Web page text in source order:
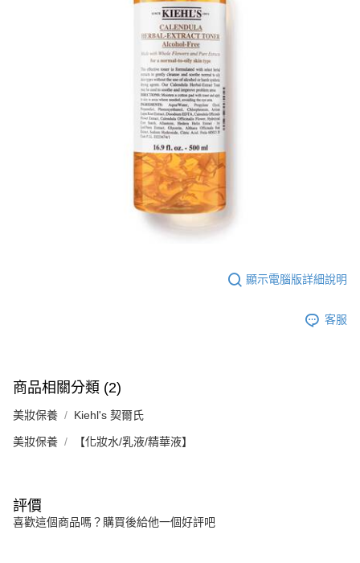
１．透過由恩沛科技股份有限公司提供之「AFTEE先享後付」服務完成之交
易，需依本服務之必要範圍內提供個人資料，並將交易相關給付款項請求債
權轉讓予恩沛科技股份有限公司。
２．關於個人資料處理事宜，請瀏覽以下網址：
https://aftee.tw/terms/#terms3
３．未成年的使用者請事先徵得法定代理人或監護人之同意方可使用
「AFTEE先享後付」，若未經同意申辦者引起之損失，本公司不負相關責
４．使用「AFTEE先享後付」時，將依據個別帳號之用戶狀況，依本公司即
時審查核予不同之上限額度；若仍有額度不足之情形，本公司將視審查結果
５．嚴禁一人註冊多個帳號或使用他人資訊註冊。若發現惡意使用之情形，
恩沛科技股份有限公司將有權停止該用戶之使用額度並採取法律行動。
顯示電腦版詳細說明
客服
商品相關分類 (2)
美妝保養 Kiehl's 契爾氏
美妝保養 【化妝水/乳液/精華液】
評價
喜歡這個商品嗎？購買後給他一個好評吧